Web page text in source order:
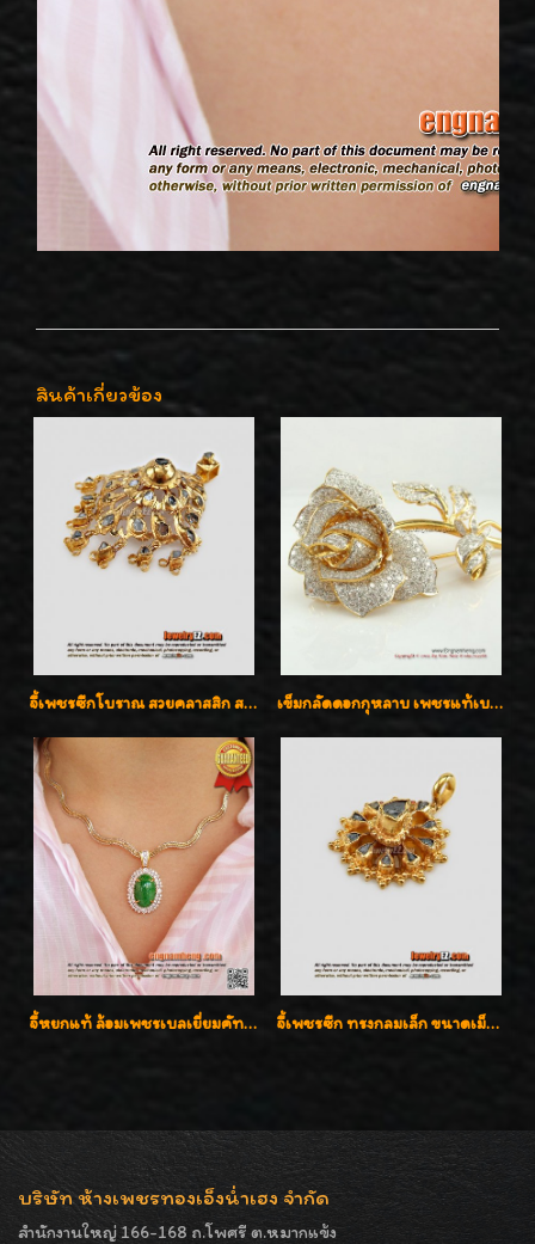
สินค้าเกี่ยวข้อง
จี้เพชรซีกโบราณ สวยคลาสสิก สภาพสมบูรณ์สุดๆค่ะ เข็มกลัดดอกกุหลาบ เพชรแท้เบลเยี่ยมคัต งานปราณีตค่ะ
จี้หยกแท้ ล้อมเพชรเบลเยี่ยมคัท ราคาพิเศษไม่แพงค่ะ จี้เพชรซีก ทรงกลมเล็ก ขนาดเม็ดกระดุม สวยๆ
บริษัท ห้างเพชรทองเอ็งน่ำเฮง จำกัด
สำนักงานใหญ่ 166-168 ถ.โพศรี ต.หมากแข้ง